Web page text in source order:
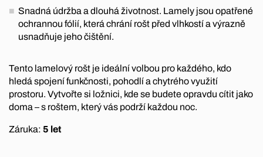
Snadná údržba a dlouhá životnost. Lamely jsou opatřené
ochrannou fólií, která chrání rošt před vlhkostí a výrazně
usnadňuje jeho čištění.
Tento lamelový rošt je ideální volbou pro každého, kdo
hledá spojení funkčnosti, pohodlí a chytrého využití
prostoru. Vytvořte si ložnici, kde se budete opravdu cítit jako
doma – s roštem, který vás podrží každou noc.
Záruka: 5 let